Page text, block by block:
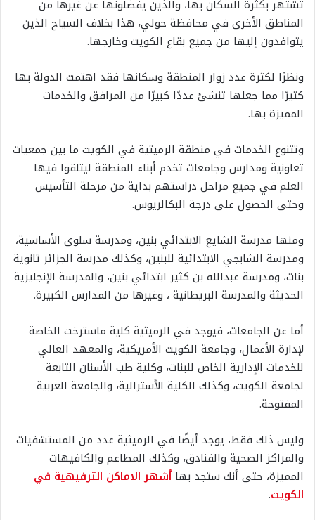
تشتهر بكثرة السكان بها، والذين يفضلونها عن غيرها من
المناطق الأخرى في محافظة حولي، هذا بخلاف السياح الذين
يتوافدون إليها من جميع بقاع الكويت وخارجها.
ونظرًا لكثرة عدد زوار المنطقة وسكانها فقد اهتمت الدولة بها
كثيرًا مما جعلها تنشئ عددًا كبيرًا من المرافق والخدمات
المميزة بها.
وتتنوع الخدمات في منطقة الرميثية في الكويت ما بين جمعيات
تعاونية ومدارس وجامعات تخدم أبناء المنطقة ليتلقوا فيها
العلم في جميع مراحل دراستهم بداية من مرحلة التأسيس
وحتى الحصول على درجة البكالريوس.
ومنها مدرسة الشايع الابتدائي بنين، ومدرسة سلوى الأساسية،
ومدرسة الشابجي الابتدائية للبنين، وكذلك مدرسة الجزائر ثانوية
بنات، ومدرسة عبدالله بن كثير ابتدائي بنين، والمدرسة الإنجليزية
الحديثة والمدرسة البريطانية ، وغيرها من المدارس الكبيرة.
أما عن الجامعات، فيوجد في الرميثية كلية ماسترخت الخاصة
لإدارة الأعمال، وجامعة الكويت الأمريكية، والمعهد العالي
للخدمات الإدارية الخاص للبنات، وكلية طب الأسنان التابعة
لجامعة الكويت، وكذلك الكلية الأسترالية، والجامعة العربية
المفتوحة.
وليس ذلك فقط، يوجد أيضًا في الرميثية عدد من المستشفيات
والمراكز الصحية والفنادق، وكذلك المطاعم والكافيهات
المميزة، حتى أنك ستجد بها أشهر الاماكن الترفيهية في
الكويت.